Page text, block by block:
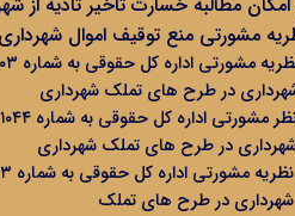
مشورتی منع توقیف اموال شهرداری
در طرح های تملک شهرداری
در طرح های تملک شهرداری
شهرداری در طرح های تملک